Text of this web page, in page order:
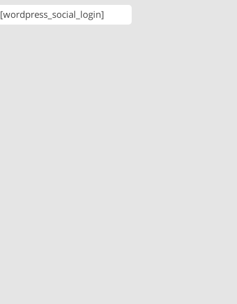
[wordpress_social_login]